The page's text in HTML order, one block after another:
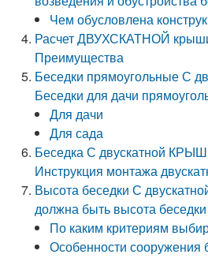
Чем обусловлена
Расчет ДВУХСКАТНОЙ
Преимущества
Беседки прямоугольные С
Беседки для дачи
Для дачи
Для сада
Беседка С двускатной
Инструкция монтажа
Высота беседки С
должна быть высота беседки
По каким критериям
Особенности сооружения